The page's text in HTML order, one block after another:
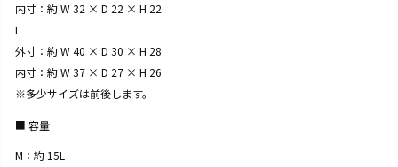
内寸：約 W 32 × D 22 × H 22
L
外寸：約 W 40 × D 30 × H 28
内寸：約 W 37 × D 27 × H 26
※多少サイズは前後します。
容量
M：約 15L